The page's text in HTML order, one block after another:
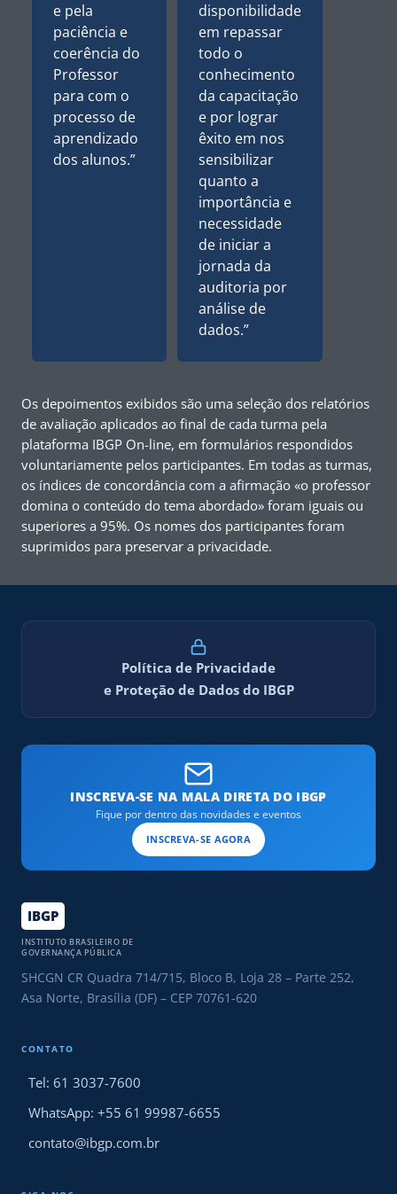
e pela
paciência e
coerência do
Professor
para com o
processo de
aprendizado
dos alunos.”
disponibilidade
em repassar
todo o
conhecimento
da capacitação
e por lograr
êxito em nos
sensibilizar
quanto a
importância e
necessidade
de iniciar a
jornada da
auditoria por
análise de
dados.”
Os depoimentos exibidos são uma seleção dos relatórios
de avaliação aplicados ao final de cada turma pela
plataforma IBGP On-line, em formulários respondidos
voluntariamente pelos participantes. Em todas as turmas,
os índices de concordância com a afirmação «o professor
domina o conteúdo do tema abordado» foram iguais ou
superiores a 95%. Os nomes dos participantes foram
suprimidos para preservar a privacidade.
Política de Privacidade
e Proteção de Dados do IBGP
INSCREVA-SE NA MALA DIRETA DO IBGP
Fique por dentro das novidades e eventos
INSCREVA-SE AGORA
IBGP
INSTITUTO BRASILEIRO DE
GOVERNANÇA PÚBLICA
SHCGN CR Quadra 714/715, Bloco B, Loja 28 – Parte 252,
Asa Norte, Brasília (DF) – CEP 70761-620
CONTATO
Tel: 61 3037-7600
WhatsApp: +55 61 99987-6655
contato@ibgp.com.br